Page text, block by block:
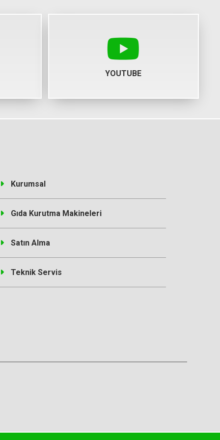
YOUTUBE
Kurumsal
Gıda Kurutma Makineleri
Satın Alma
Teknik Servis